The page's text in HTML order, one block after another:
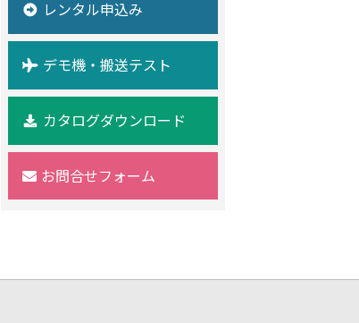
レンタル申込み
デモ機・搬送テスト
カタログダウンロード
お問合せフォーム